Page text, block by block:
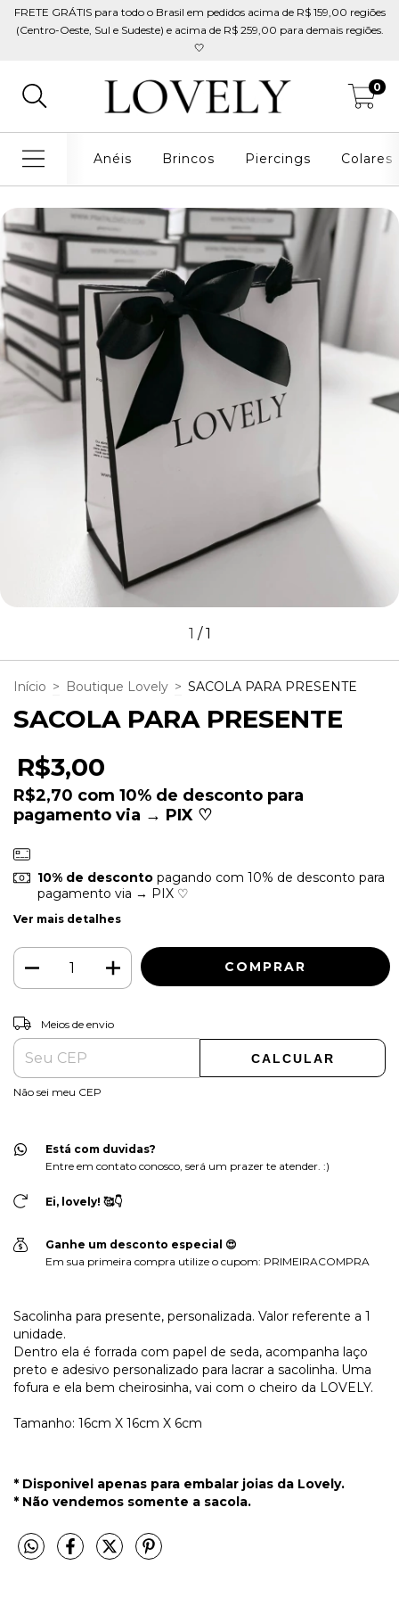
FRETE GRÁTIS para todo o Brasil em pedidos acima de R$ 159,00 regiões
(Centro-Oeste, Sul e Sudeste) e acima de R$ 259,00 para demais regiões.
🤍
0
Anéis Brincos Piercings Colares
1 /1
Início > Boutique Lovely > SACOLA PARA PRESENTE
SACOLA PARA PRESENTE
R$3,00
R$2,70 com 10% de desconto para
pagamento via → PIX ♡
10% de descontopagando com 10% de desconto para
pagamento via → PIX ♡
Ver mais detalhes
Entregas para o CEP:
Meios de envio
CALCULAR
Não sei meu CEP
Está com duvidas?
Entre em contato conosco, será um prazer te atender. :)
Ei, lovely! 🥰👇
Ganhe um desconto especial 😍
Em sua primeira compra utilize o cupom: PRIMEIRACOMPRA
Sacolinha para presente, personalizada. Valor referente a 1
unidade.
Dentro ela é forrada com papel de seda, acompanha laço
preto e adesivo personalizado para lacrar a sacolinha. Uma
fofura e ela bem cheirosinha, vai com o cheiro da LOVELY.
Tamanho: 16cm X 16cm X 6cm
* Disponivel apenas para embalar joias da Lovely.
* Não vendemos somente a sacola.